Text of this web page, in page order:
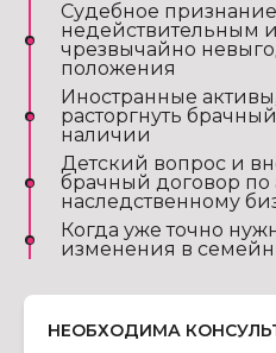
Судебное
недействительным и
чрезвычайно
положения
Иностранные
расторгнуть
наличии
Детский вопрос и
брачный договор
наследственному
Когда уже точно
изменения в
НЕОБХОДИМА